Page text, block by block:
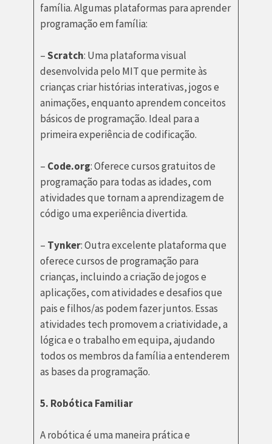
família. Algumas plataformas para aprender
programação em família:
–Scratch: Uma plataforma visual
desenvolvida pelo MIT que permite às
crianças criar histórias interativas, jogos e
animações, enquanto aprendem conceitos
básicos de programação. Ideal para a
primeira experiência de codificação.
– Code.org: Oferece cursos gratuitos de
programação para todas as idades, com
atividades que tornam a aprendizagem de
código uma experiência divertida.
– Tynker: Outra excelente plataforma que
oferece cursos de programação para
crianças, incluindo a criação de jogos e
aplicações, com atividades e desafios que
pais e filhos/as podem fazer juntos. Essas
atividades tech promovem a criatividade, a
lógica e o trabalho em equipa, ajudando
todos os membros da família a entenderem
as bases da programação.
5. Robótica Familiar
A robótica é uma maneira prática e